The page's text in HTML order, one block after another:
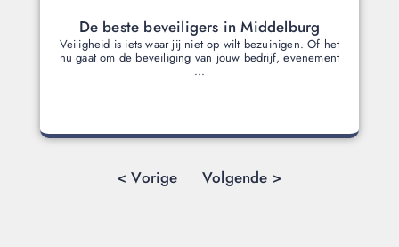
De beste beveiligers in Middelburg
Veiligheid is iets waar jij niet op wilt bezuinigen. Of het
nu gaat om de beveiliging van jouw bedrijf, evenement
...
< Vorige Volgende >